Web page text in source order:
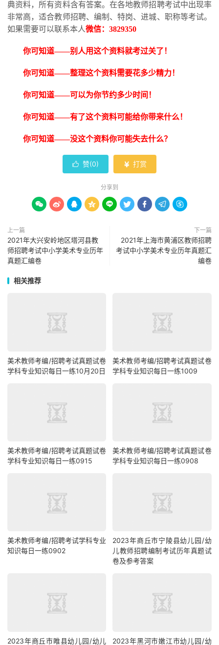
典资料，所有资料含有答案。在各地教师招聘考试中出现率
非常高，适合教师招聘、编制、特岗、进城、职称等考试。
如果需要可以联系本人微信： 3829350
你可知道——别人用这个资料就考过关了！
你可知道——整理这个资料需要花多少精力！
你可知道——可以为你节约多少时间！
你可知道——有了这个资料可能给你带来什么！
你可知道——没这个资料你可能失去什么？
 赞(0)  打赏
分享到
        
上一篇
2021年大兴安岭地区塔河县教
师招聘考试中小学美术专业历年
真题汇编卷
下一篇
2021年上海市黄浦区教师招聘
考试中小学美术专业历年真题汇
编卷
相关推荐
美术教师考编/招聘考试真题试卷
学科专业知识每日一练10月20日
美术教师考编/招聘考试真题试卷
学科专业知识每日一练1009
美术教师考编/招聘考试真题试卷
学科专业知识每日一练0915
美术教师考编/招聘考试真题试卷
学科专业知识每日一练0908
美术教师考编/招聘考试学科专业
知识每日一练0902
2023年商丘市宁陵县幼儿园/幼
儿教师招聘编制考试历年真题试
卷及参考答案
2023年商丘市睢县幼儿园/幼儿 2023年黑河市嫩江市幼儿园/幼